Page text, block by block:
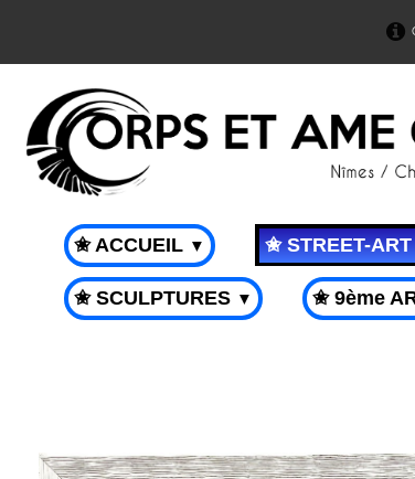
✬ ACCUEIL ▼ ✬ STREET-
✬ SCULPTURES ▼ ✬ 9ème